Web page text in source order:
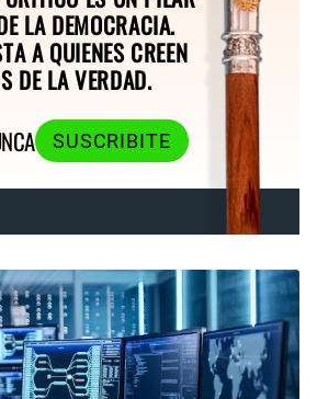
LA DEMOCRACIA.
A QUIENES CREEN
DE LA VERDAD.
SUSCRIBITE